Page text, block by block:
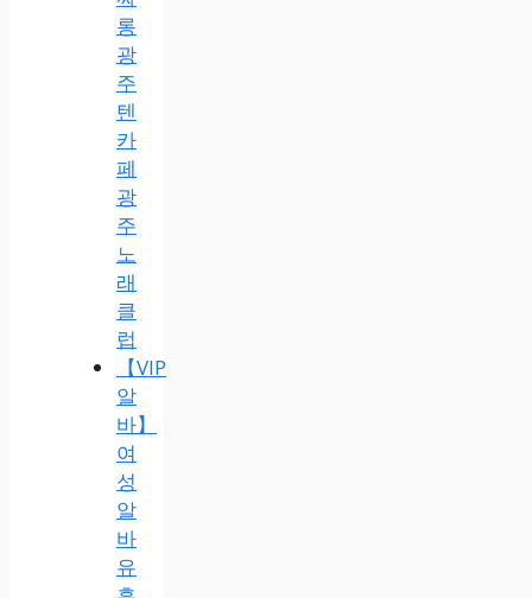
롱
광
주
텐
카
페
광
주
노
래
클
럽
【VIP
알
바】
여
성
알
바
유